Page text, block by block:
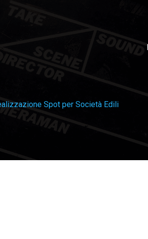
Spot per Società Edili